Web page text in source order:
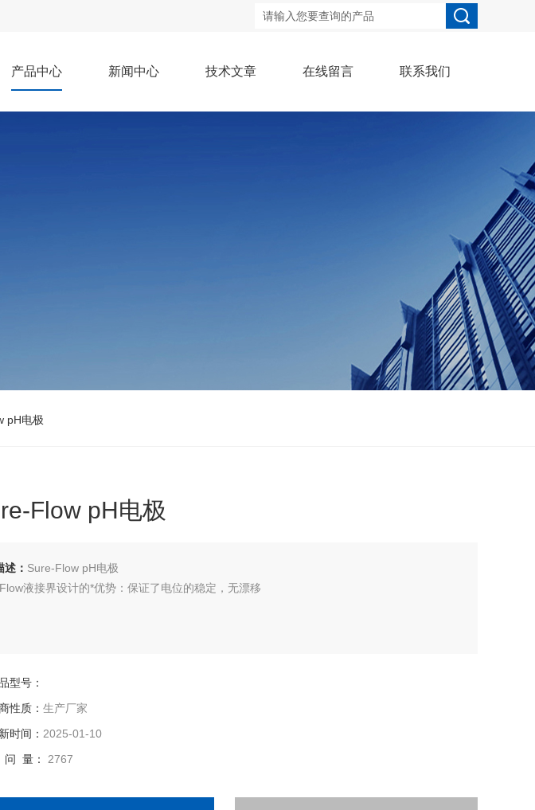
产品中心 新闻中心 技术文章 在线留言 联系我们
pH电极
Flow pH电极
述： Sure-Flow pH电极
液接界设计的*优势：保证了电位的稳定，无漂移
型号：
性质： 生产厂家
时间： 2025-01-10
问 量： 2767